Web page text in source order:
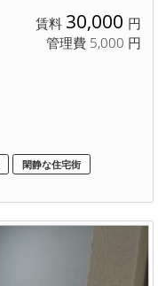
賃料 30,000 円
管理費 5,000 円
閑静な住宅街